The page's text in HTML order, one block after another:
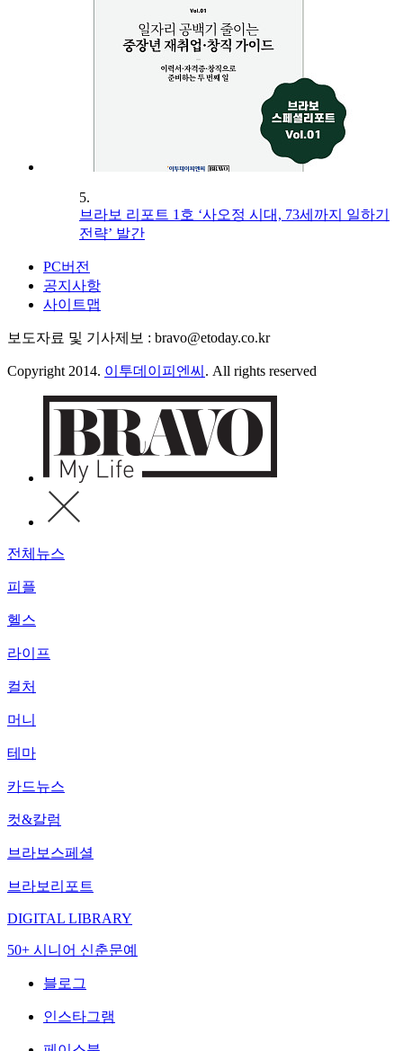
5.
브라보 리포트 1호 ‘사오정 시대, 73세까지 일하기
전략’ 발간
PC버전
공지사항
사이트맵
보도자료 및 기사제보 : bravo@etoday.co.kr
Copyright 2014. 이투데이피엔씨 . All rights reserved
전체뉴스
피플
헬스
라이프
컬처
머니
테마
카드뉴스
컷&칼럼
브라보스페셜
브라보리포트
DIGITAL LIBRARY
50+ 시니어 신춘문예
블로그
인스타그램